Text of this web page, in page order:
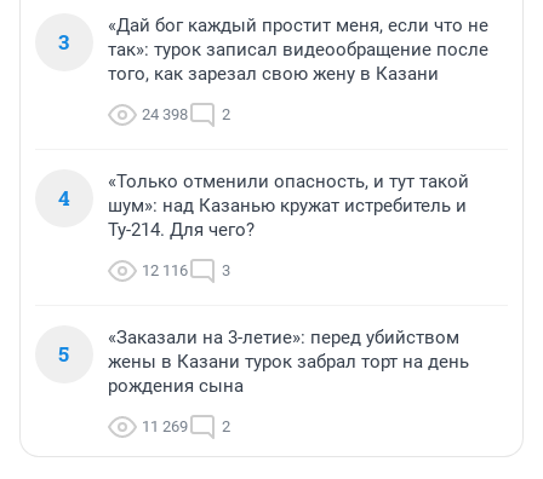
3
«Дай бог каждый простит меня, если что не
так»: турок записал видеообращение после
того, как зарезал свою жену в Казани
24 398 2
4
«Только отменили опасность, и тут такой
шум»: над Казанью кружат истребитель и
Ту-214. Для чего?
12 116 3
5
«Заказали на 3-летие»: перед убийством
жены в Казани турок забрал торт на день
рождения сына
11 269 2